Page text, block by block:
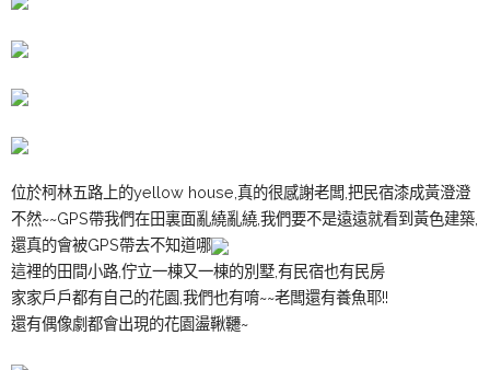
位於柯林五路上的yellow house,真的很感謝老闆,把民宿漆成黃澄澄
不然~~GPS帶我們在田裏面亂繞亂繞,我們要不是遠遠就看到黃色建築,
還真的會被GPS帶去不知道哪
這裡的田間小路,佇立一棟又一棟的別墅,有民宿也有民房
家家戶戶都有自己的花園,我們也有唷~~老闆還有養魚耶!!
還有偶像劇都會出現的花園盪鞦韆~